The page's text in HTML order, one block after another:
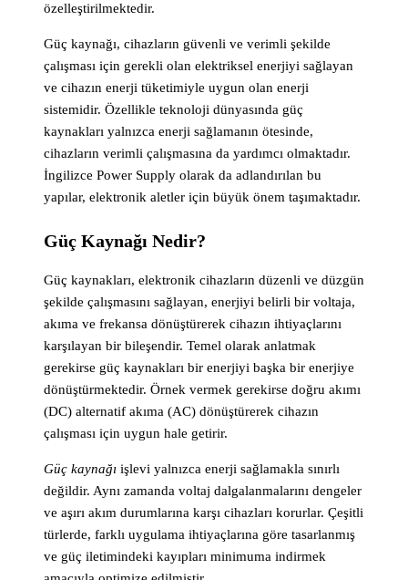
özelleştirilmektedir.
Güç kaynağı, cihazların güvenli ve verimli şekilde
çalışması için gerekli olan elektriksel enerjiyi sağlayan
ve cihazın enerji tüketimiyle uygun olan enerji
sistemidir. Özellikle teknoloji dünyasında güç
kaynakları yalnızca enerji sağlamanın ötesinde,
cihazların verimli çalışmasına da yardımcı olmaktadır.
İngilizce Power Supply olarak da adlandırılan bu
yapılar, elektronik aletler için büyük önem taşımaktadır.
Güç Kaynağı Nedir?
Güç kaynakları, elektronik cihazların düzenli ve düzgün
şekilde çalışmasını sağlayan, enerjiyi belirli bir voltaja,
akıma ve frekansa dönüştürerek cihazın ihtiyaçlarını
karşılayan bir bileşendir. Temel olarak anlatmak
gerekirse güç kaynakları bir enerjiyi başka bir enerjiye
dönüştürmektedir. Örnek vermek gerekirse doğru akımı
(DC) alternatif akıma (AC) dönüştürerek cihazın
çalışması için uygun hale getirir.
Güç kaynağı işlevi yalnızca enerji sağlamakla sınırlı
değildir. Aynı zamanda voltaj dalgalanmalarını dengeler
ve aşırı akım durumlarına karşı cihazları korurlar. Çeşitli
türlerde, farklı uygulama ihtiyaçlarına göre tasarlanmış
ve güç iletimindeki kayıpları minimuma indirmek